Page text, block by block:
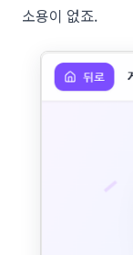
소용이 없죠.